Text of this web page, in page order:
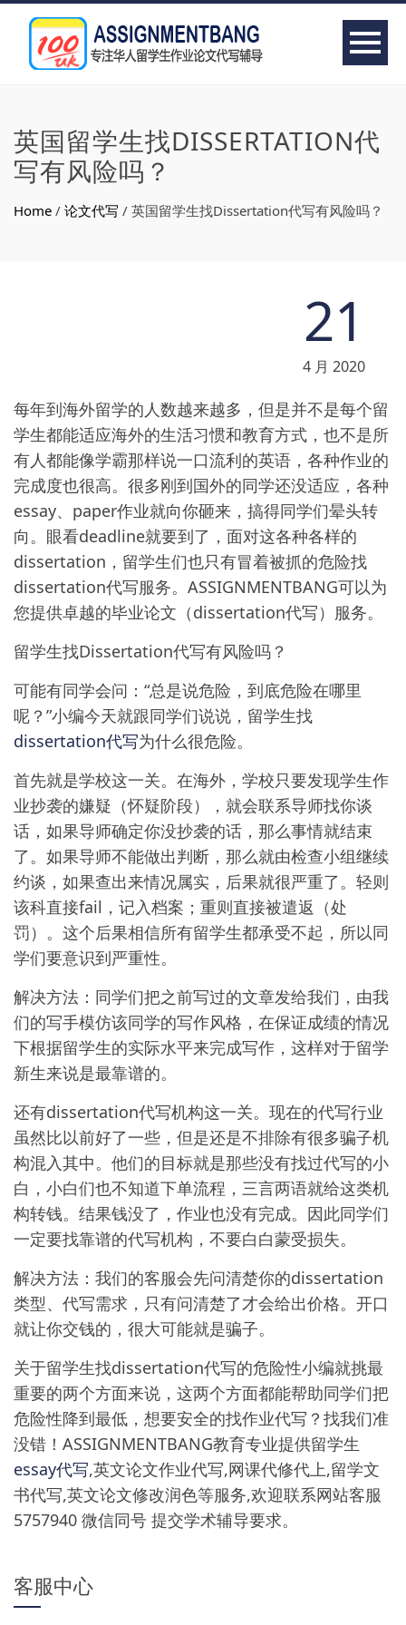
英国留学生找DISSERTATION代
写有风险吗？
Home / 论文代写 / 英国留学生找Dissertation代写有风险吗？
21
4 月 2020
每年到海外留学的人数越来越多，但是并不是每个留
学生都能适应海外的生活习惯和教育方式，也不是所
有人都能像学霸那样说一口流利的英语，各种作业的
完成度也很高。很多刚到国外的同学还没适应，各种
essay、paper作业就向你砸来，搞得同学们晕头转
向。眼看deadline就要到了，面对这各种各样的
dissertation，留学生们也只有冒着被抓的危险找
dissertation代写服务。ASSIGNMENTBANG可以为
您提供卓越的毕业论文（dissertation代写）服务。
留学生找Dissertation代写有风险吗？
可能有同学会问：“总是说危险，到底危险在哪里
呢？”小编今天就跟同学们说说，留学生找
dissertation代写为什么很危险。
首先就是学校这一关。在海外，学校只要发现学生作
业抄袭的嫌疑（怀疑阶段），就会联系导师找你谈
话，如果导师确定你没抄袭的话，那么事情就结束
了。如果导师不能做出判断，那么就由检查小组继续
约谈，如果查出来情况属实，后果就很严重了。轻则
该科直接fail，记入档案；重则直接被遣返（处
罚）。这个后果相信所有留学生都承受不起，所以同
学们要意识到严重性。
解决方法：同学们把之前写过的文章发给我们，由我
们的写手模仿该同学的写作风格，在保证成绩的情况
下根据留学生的实际水平来完成写作，这样对于留学
新生来说是最靠谱的。
还有dissertation代写机构这一关。现在的代写行业
虽然比以前好了一些，但是还是不排除有很多骗子机
构混入其中。他们的目标就是那些没有找过代写的小
白，小白们也不知道下单流程，三言两语就给这类机
构转钱。结果钱没了，作业也没有完成。因此同学们
一定要找靠谱的代写机构，不要白白蒙受损失。
解决方法：我们的客服会先问清楚你的dissertation
类型、代写需求，只有问清楚了才会给出价格。开口
就让你交钱的，很大可能就是骗子。
关于留学生找dissertation代写的危险性小编就挑最
重要的两个方面来说，这两个方面都能帮助同学们把
危险性降到最低，想要安全的找作业代写？找我们准
没错！ASSIGNMENTBANG教育专业提供留学生
essay代写,英文论文作业代写,网课代修代上,留学文
书代写,英文论文修改润色等服务,欢迎联系网站客服
5757940 微信同号 提交学术辅导要求。
客服中心